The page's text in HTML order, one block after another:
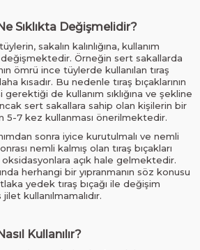
Sıklıkta Değişmelidir?
sakalın kalınlığına, kullanım
değişmektedir. Örneğin sert sakallarda
ömrü ince tüylerde kullanılan tıraş
kısadır. Bu nedenle tıraş bıçaklarının
gerektiği de kullanım sıklığına ve şekline
sert sakallara sahip olan kişilerin bir
5-7 kez kullanması önerilmektedir.
sonra iyice kurutulmalı ve nemli
nemli kalmış olan tıraş bıçakları
açık hale gelmektedir.
herhangi bir yıpranmanın söz konusu
yedek tıraş bıçağı ile değişim
kullanılmamalıdır.
Kullanılır?